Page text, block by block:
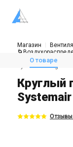
Магазин
Диффузоры и
Systemair Elegant-VE
О товаре
Круглый
Отзывы